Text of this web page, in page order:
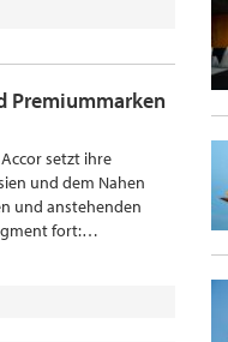
Premiummarken
setzt ihre
und dem Nahen
und anstehenden
fort:…